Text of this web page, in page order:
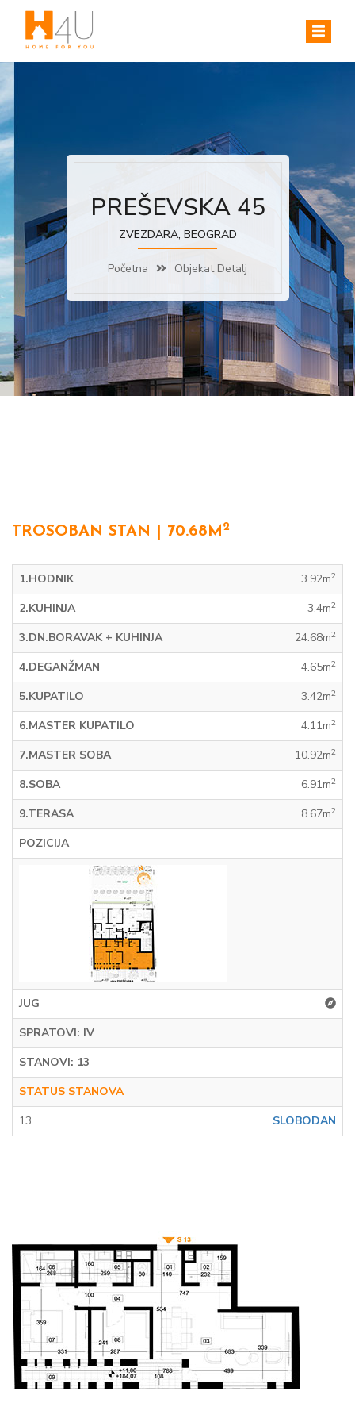
PREŠEVSKA 45
ZVEZDARA, BEOGRAD
Početna Objekat Detalj
TROSOBAN STAN | 70.68M 2
1.HODNIK 3.92m2
2.KUHINJA 3.4m2
3.DN.BORAVAK + KUHINJA 24.68m2
4.DEGANŽMAN 4.65m2
5.KUPATILO 3.42m2
6.MASTER KUPATILO 4.11m2
7.MASTER SOBA 10.92m2
8.SOBA 6.91m2
9.TERASA 8.67m2
POZICIJA
JUG
SPRATOVI: IV
STANOVI: 13
STATUS STANOVA
13
SLOBODAN